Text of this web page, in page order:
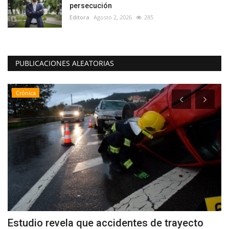
persecución
Editora Agosto 2, 2026 285
PUBLICACIONES ALEATORIAS
Crónica
Estudio revela que accidentes de trayecto